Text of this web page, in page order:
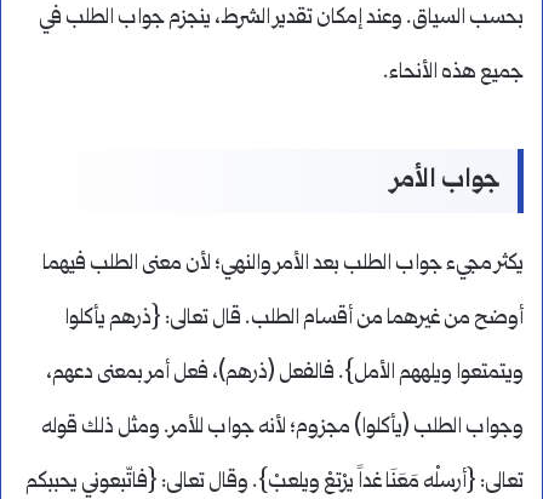
بحسب السياق. وعند إمكان تقدير الشرط، ينجزم جواب الطلب في
جميع هذه الأنحاء.
جواب الأمر
يكثر مجيء جواب الطلب بعد الأمر والنهي؛ لأن معنى الطلب فيهما
أوضح من غيرهما من أقسام الطلب. قال تعالى: {ذرهم يأكلوا
ويتمتعوا ويلههم الأمل}. فالفعل (ذرهم)، فعل أمر بمعنى دعهم،
وجواب الطلب (يأكلوا) مجزوم؛ لأنه جواب للأمر. ومثل ذلك قوله
تعالى: {أرسلْه مَعَنَا غداً يرْتعْ ويلعبْ}. وقال تعالى: {فاتّبعوني يحببكم